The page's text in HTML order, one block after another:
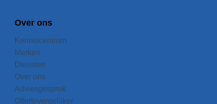
Over ons
Kenniscentrum
Merken
Diensten
Over ons
Adviesgesprek
Offertevergelijker